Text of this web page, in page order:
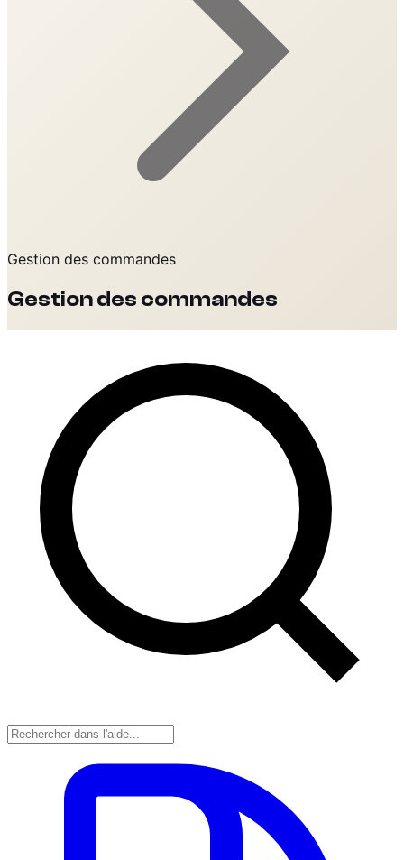
Gestion des commandes
Gestion des commandes